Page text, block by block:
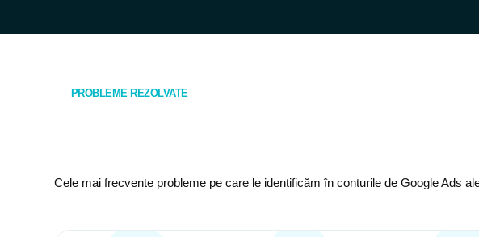
── PROBLEME REZOLVATE
Cele mai frecvente probleme pe care le identificăm în conturile de Google Ads